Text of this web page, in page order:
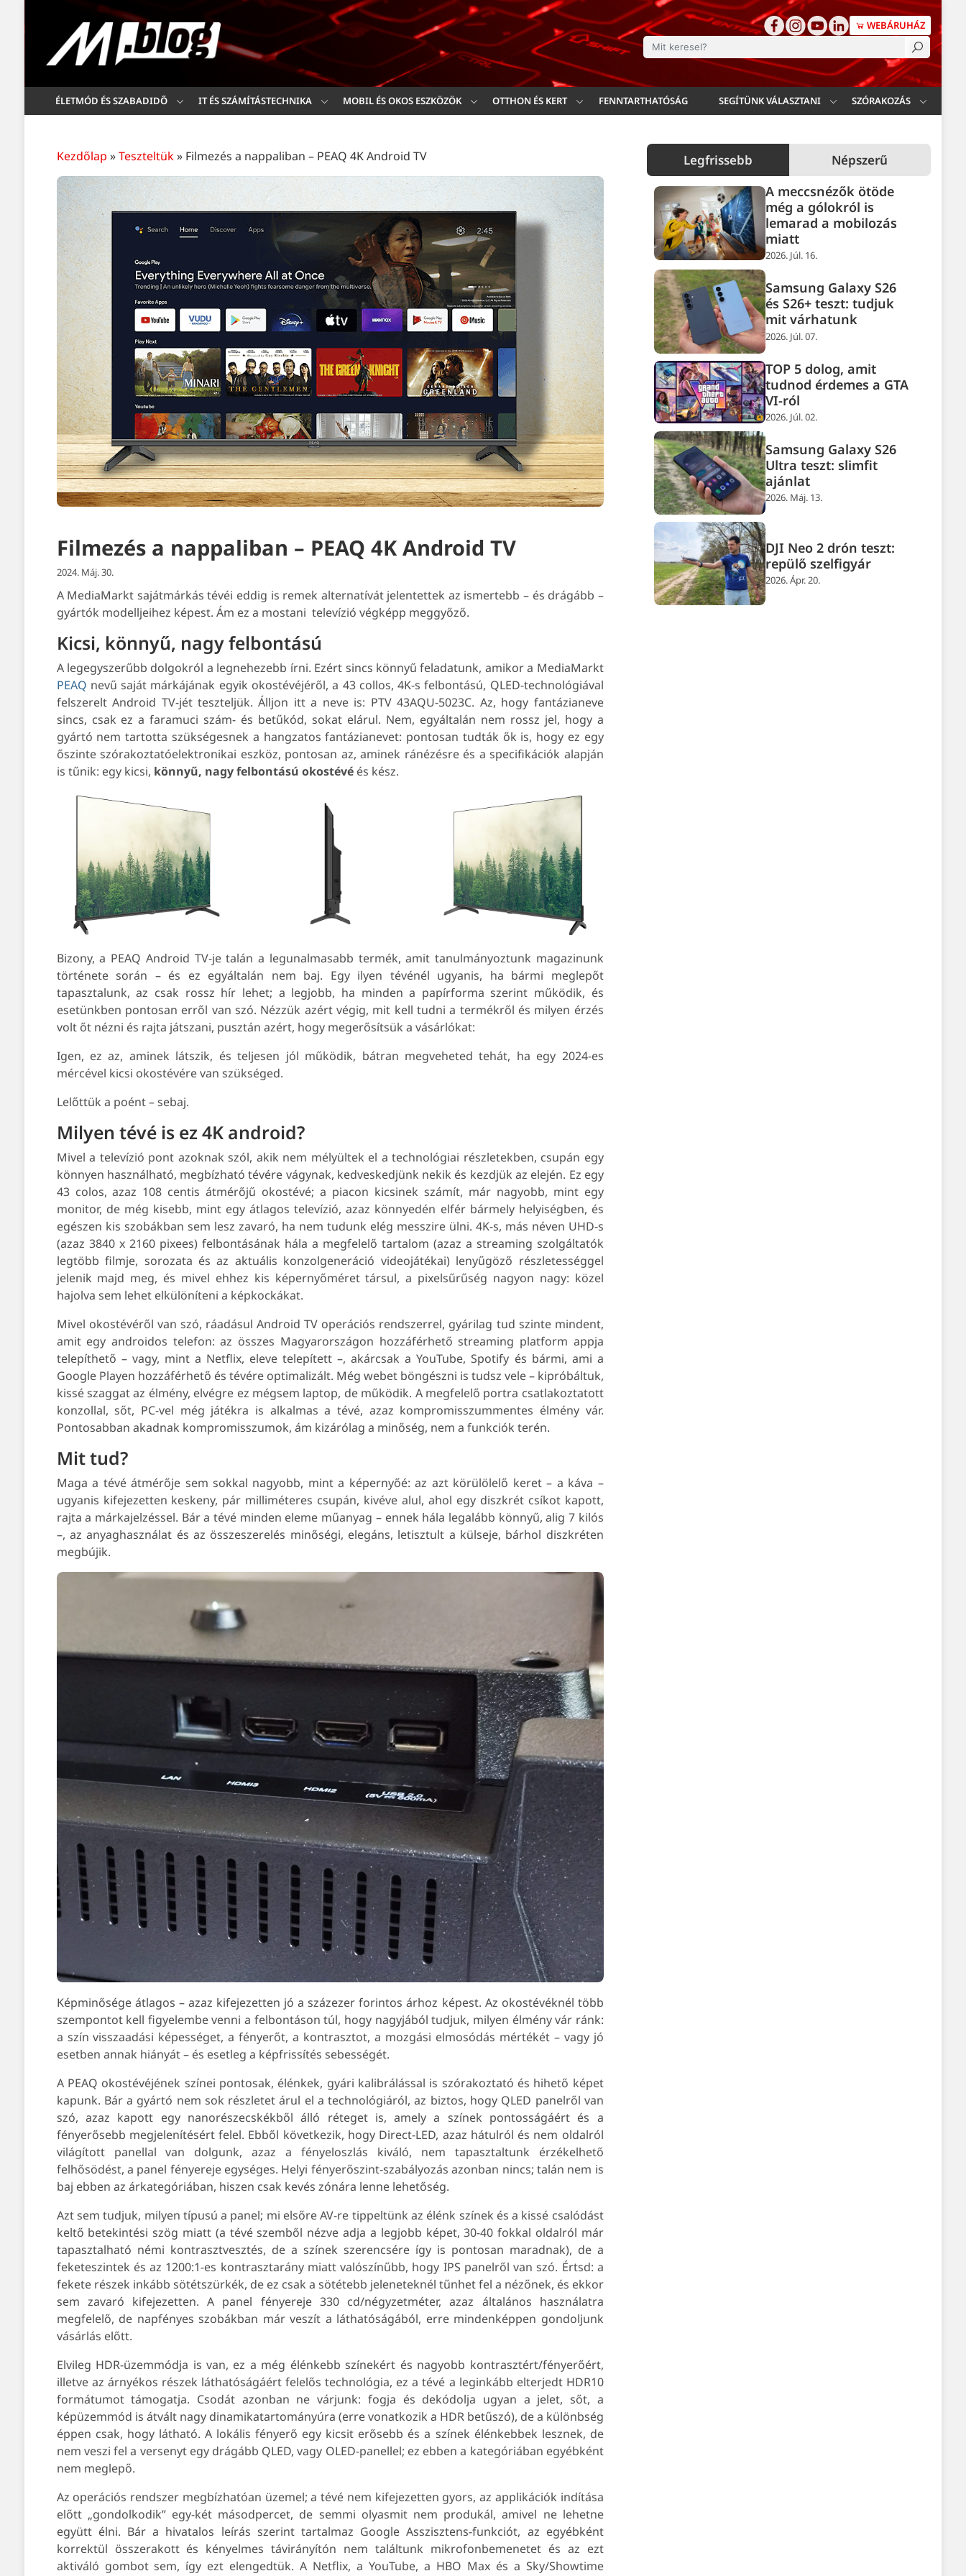
WEBÁRUHÁZ
Keresés
ÉLETMÓD ÉS SZABADIDŐ IT ÉS SZÁMÍTÁSTECHNIKA MOBIL ÉS OKOS ESZKÖZÖK OTTHON ÉS KERT FENNTARTHATÓSÁG SEGÍTÜNK VÁLASZTANI SZÓRAKOZÁS
Kezdőlap »Teszteltük» Filmezés a nappaliban – PEAQ 4K Android TV
Filmezés a nappaliban – PEAQ 4K Android TV
2024. Máj. 30.
A MediaMarkt sajátmárkás tévéi eddig is remek alternatívát jelentettek az ismertebb – és drágább –
gyártók modelljeihez képest. Ám ez a mostani televízió végképp meggyőző.
Kicsi, könnyű, nagy felbontású
A legegyszerűbb dolgokról a legnehezebb írni. Ezért sincs könnyű feladatunk, amikor a MediaMarkt
PEAQ nevű saját márkájának egyik okostévéjéről, a 43 collos, 4K-s felbontású, QLED-technológiával
felszerelt Android TV-jét teszteljük. Álljon itt a neve is: PTV 43AQU-5023C. Az, hogy fantázianeve
sincs, csak ez a faramuci szám- és betűkód, sokat elárul. Nem, egyáltalán nem rossz jel, hogy a
gyártó nem tartotta szükségesnek a hangzatos fantázianevet: pontosan tudták ők is, hogy ez egy
őszinte szórakoztatóelektronikai eszköz, pontosan az, aminek ránézésre és a specifikációk alapján
is tűnik: egy kicsi, könnyű, nagy felbontású okostévé és kész.
Bizony, a PEAQ Android TV-je talán a legunalmasabb termék, amit tanulmányoztunk magazinunk
története során – és ez egyáltalán nem baj. Egy ilyen tévénél ugyanis, ha bármi meglepőt
tapasztalunk, az csak rossz hír lehet; a legjobb, ha minden a papírforma szerint működik, és
esetünkben pontosan erről van szó. Nézzük azért végig, mit kell tudni a termékről és milyen érzés
volt őt nézni és rajta játszani, pusztán azért, hogy megerősítsük a vásárlókat:
Igen, ez az, aminek látszik, és teljesen jól működik, bátran megveheted tehát, ha egy 2024-es
mércével kicsi okostévére van szükséged.
Lelőttük a poént – sebaj.
Milyen tévé is ez 4K android?
Mivel a televízió pont azoknak szól, akik nem mélyültek el a technológiai részletekben, csupán egy
könnyen használható, megbízható tévére vágynak, kedveskedjünk nekik és kezdjük az elején. Ez egy
43 colos, azaz 108 centis átmérőjű okostévé; a piacon kicsinek számít, már nagyobb, mint egy
monitor, de még kisebb, mint egy átlagos televízió, azaz könnyedén elfér bármely helyiségben, és
egészen kis szobákban sem lesz zavaró, ha nem tudunk elég messzire ülni. 4K-s, más néven UHD-s
(azaz 3840 x 2160 pixees) felbontásának hála a megfelelő tartalom (azaz a streaming szolgáltatók
legtöbb filmje, sorozata és az aktuális konzolgeneráció videojátékai) lenyűgöző részletességgel
jelenik majd meg, és mivel ehhez kis képernyőméret társul, a pixelsűrűség nagyon nagy: közel
hajolva sem lehet elkülöníteni a képkockákat.
Mivel okostévéről van szó, ráadásul Android TV operációs rendszerrel, gyárilag tud szinte mindent,
amit egy androidos telefon: az összes Magyarországon hozzáférhető streaming platform appja
telepíthető – vagy, mint a Netflix, eleve telepített –, akárcsak a YouTube, Spotify és bármi, ami a
Google Playen hozzáférhető és tévére optimalizált. Még webet böngészni is tudsz vele – kipróbáltuk,
kissé szaggat az élmény, elvégre ez mégsem laptop, de működik. A megfelelő portra csatlakoztatott
konzollal, sőt, PC-vel még játékra is alkalmas a tévé, azaz kompromisszummentes élmény vár.
Pontosabban akadnak kompromisszumok, ám kizárólag a minőség, nem a funkciók terén.
Mit tud?
Maga a tévé átmérője sem sokkal nagyobb, mint a képernyőé: az azt körülölelő keret – a káva –
ugyanis kifejezetten keskeny, pár milliméteres csupán, kivéve alul, ahol egy diszkrét csíkot kapott,
rajta a márkajelzéssel. Bár a tévé minden eleme műanyag – ennek hála legalább könnyű, alig 7 kilós
–, az anyaghasználat és az összeszerelés minőségi, elegáns, letisztult a külseje, bárhol diszkréten
megbújik.
Képminősége átlagos – azaz kifejezetten jó a százezer forintos árhoz képest. Az okostévéknél több
szempontot kell figyelembe venni a felbontáson túl, hogy nagyjából tudjuk, milyen élmény vár ránk:
a szín visszaadási képességet, a fényerőt, a kontrasztot, a mozgási elmosódás mértékét – vagy jó
esetben annak hiányát – és esetleg a képfrissítés sebességét.
A PEAQ okostévéjének színei pontosak, élénkek, gyári kalibrálással is szórakoztató és hihető képet
kapunk. Bár a gyártó nem sok részletet árul el a technológiáról, az biztos, hogy QLED panelről van
szó, azaz kapott egy nanorészecskékből álló réteget is, amely a színek pontosságáért és a
fényerősebb megjelenítésért felel. Ebből következik, hogy Direct-LED, azaz hátulról és nem oldalról
világított panellal van dolgunk, azaz a fényeloszlás kiváló, nem tapasztaltunk érzékelhető
felhősödést, a panel fényereje egységes. Helyi fényerőszint-szabályozás azonban nincs; talán nem is
baj ebben az árkategóriában, hiszen csak kevés zónára lenne lehetőség.
Azt sem tudjuk, milyen típusú a panel; mi elsőre AV-re tippeltünk az élénk színek és a kissé csalódást
keltő betekintési szög miatt (a tévé szemből nézve adja a legjobb képet, 30-40 fokkal oldalról már
tapasztalható némi kontrasztvesztés, de a színek szerencsére így is pontosan maradnak), de a
feketeszintek és az 1200:1-es kontrasztarány miatt valószínűbb, hogy IPS panelről van szó. Értsd: a
fekete részek inkább sötétszürkék, de ez csak a sötétebb jeleneteknél tűnhet fel a nézőnek, és ekkor
sem zavaró kifejezetten. A panel fényereje 330 cd/négyzetméter, azaz általános használatra
megfelelő, de napfényes szobákban már veszít a láthatóságából, erre mindenképpen gondoljunk
vásárlás előtt.
Elvileg HDR-üzemmódja is van, ez a még élénkebb színekért és nagyobb kontrasztért/fényerőért,
illetve az árnyékos részek láthatóságáért felelős technológia, ez a tévé a leginkább elterjedt HDR10
formátumot támogatja. Csodát azonban ne várjunk: fogja és dekódolja ugyan a jelet, sőt, a
képüzemmód is átvált nagy dinamikatartományúra (erre vonatkozik a HDR betűszó), de a különbség
éppen csak, hogy látható. A lokális fényerő egy kicsit erősebb és a színek élénkebbek lesznek, de
nem veszi fel a versenyt egy drágább QLED, vagy OLED-panellel; ez ebben a kategóriában egyébként
nem meglepő.
Az operációs rendszer megbízhatóan üzemel; a tévé nem kifejezetten gyors, az applikációk indítása
előtt „gondolkodik” egy-két másodpercet, de semmi olyasmit nem produkál, amivel ne lehetne
együtt élni. Bár a hivatalos leírás szerint tartalmaz Google Asszisztens-funkciót, az egyébként
korrektül összerakott és kényelmes távirányítón nem találtunk mikrofonbemenetet és az ezt
aktiváló gombot sem, így ezt elengedtük. A Netflix, a YouTube, a HBO Max és a Sky/Showtime
Legfrissebb Népszerű
A meccsnézők ötöde
még a gólokról is
lemarad a mobilozás
miatt
2026. Júl. 16.
Samsung Galaxy S26
és S26+ teszt: tudjuk
mit várhatunk
2026. Júl. 07.
TOP 5 dolog, amit
tudnod érdemes a GTA
VI-ról
2026. Júl. 02.
Samsung Galaxy S26
Ultra teszt: slimfit
ajánlat
2026. Máj. 13.
DJI Neo 2 drón teszt:
repülő szelfigyár
2026. Ápr. 20.